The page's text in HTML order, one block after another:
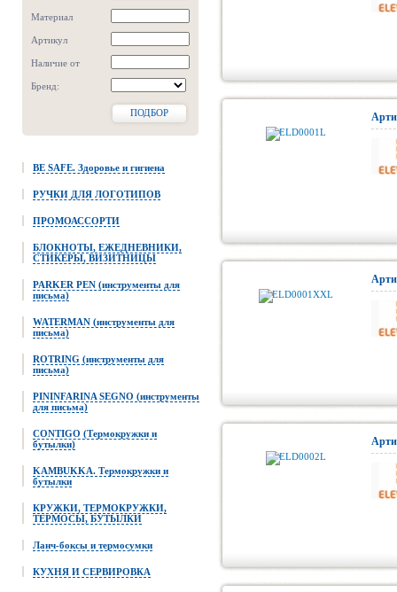
Материал
Артикул
Наличие от
Бренд:
ПОДБОР
BE SAFE. Здоровье и гигиена
РУЧКИ ДЛЯ ЛОГОТИПОВ
ПРОМОАССОРТИ
БЛОКНОТЫ, ЕЖЕДНЕВНИКИ,
СТИКЕРЫ, ВИЗИТНИЦЫ
PARKER PEN (инструменты для
письма)
WATERMAN (инструменты для
письма)
ROTRING (инструменты для
письма)
PININFARINA SEGNO (инструменты
для письма)
CONTIGO (Термокружки и
бутылки)
KAMBUKKA. Термокружки и
бутылки
КРУЖКИ, ТЕРМОКРУЖКИ,
ТЕРМОСЫ, БУТЫЛКИ
Ланч-боксы и термосумки
КУХНЯ И СЕРВИРОВКА